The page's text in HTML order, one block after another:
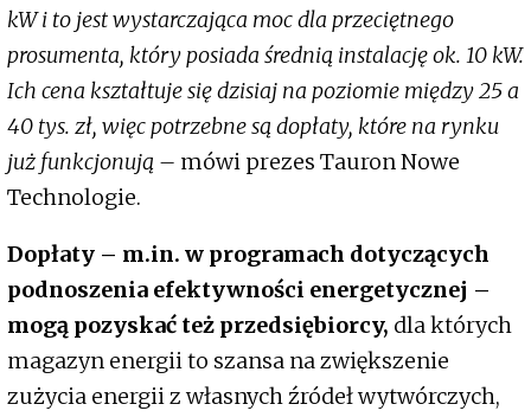
kW i to jest wystarczająca moc dla przeciętnego
prosumenta, który posiada średnią instalację ok. 10 kW.
Ich cena kształtuje się dzisiaj na poziomie między 25 a
40 tys. zł, więc potrzebne są dopłaty, które na rynku
już funkcjonują – mówi prezes Tauron Nowe
Technologie.
Dopłaty – m.in. w programach dotyczących
podnoszenia efektywności energetycznej –
mogą pozyskać też przedsiębiorcy, dla których
magazyn energii to szansa na zwiększenie
zużycia energii z własnych źródeł wytwórczych,